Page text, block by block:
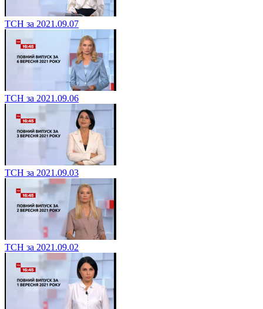
ТСН за 2021.09.07
ТСН за 2021.09.06
ТСН за 2021.09.03
ТСН за 2021.09.02